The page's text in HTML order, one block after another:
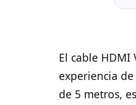
El cable HDMI
experiencia
de 5 metros,